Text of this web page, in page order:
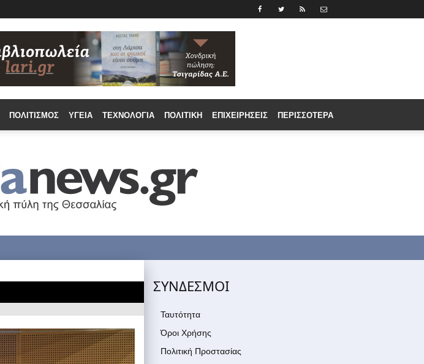
ΠΟΛΙΤΙΣΜΌΣ ΥΓΕΊΑ ΤΕΧΝΟΛΟΓΊΑ ΠΟΛΙΤΙΚΉ ΕΠΙΧΕΙΡΉΣΕΙΣ ΠΕΡΙΣΣΟΤΕΡΑ
ΣΥΝΔΕΣΜΟΙ
Ταυτότητα
Όροι Χρήσης
Πολιτική Προστασίας